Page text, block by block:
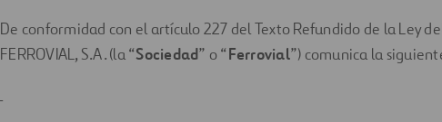
De conformidad con el artículo 227 del Texto Refundido de la Ley
FERROVIAL, S.A. (la “Sociedad” o “Ferrovial”) comunica la